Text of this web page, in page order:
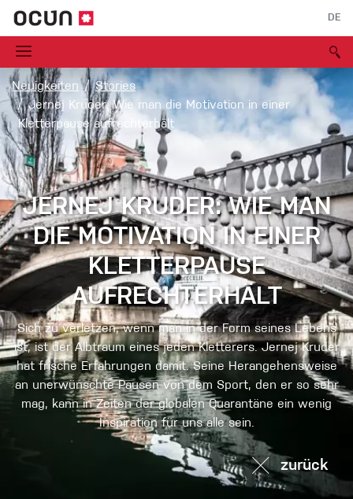
DE
Neuigkeiten
Stories
Jernej Kruder: Wie man die Motivation in einer
Kletterpause aufrechterhält
JERNEJ KRUDER: WIE MAN
DIE MOTIVATION IN EINER
KLETTERPAUSE
AUFRECHTERHÄLT
Sich zu verletzen, wenn man in der Form seines Lebens
ist, ist der Albtraum eines jeden Kletterers. Jernej Kruder
hat frische Erfahrungen damit. Seine Herangehensweise
an unerwünschte Pausen von dem Sport, den er so sehr
mag, kann in Zeiten der globalen Quarantäne ein wenig
Inspiration für uns alle sein.
zurück